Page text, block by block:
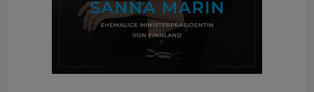
politische Partner:innen bietet sich hier ein
effektiver Hebel, um über vereinfachte
Genehmigungswege und zielgerichtete Anreize den
urbanen Raum resilienter gegen Hitzeperioden